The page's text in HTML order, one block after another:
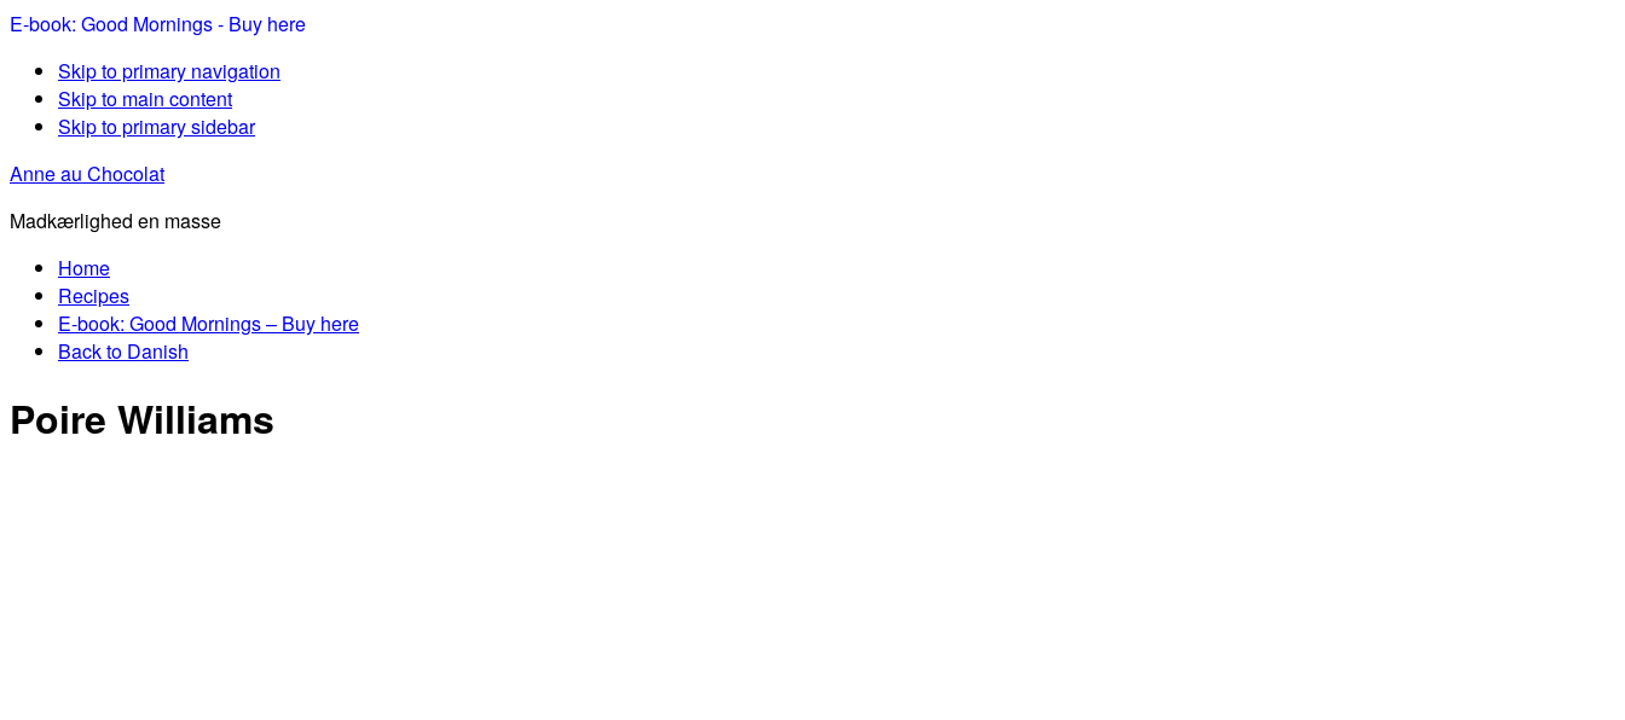
E-book: Good Mornings - Buy here
Skip to primary navigation
Skip to main content
Skip to primary sidebar
Anne au Chocolat
Madkærlighed en masse
Home
Recipes
E-book: Good Mornings – Buy here
Back to Danish
Poire Williams